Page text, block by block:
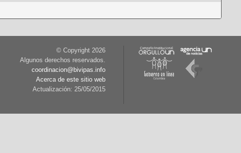
© Copyright 2026
Algunos derechos reservados.
coordinacion@bivipas.info
Acerca de este sitio web
Actualización: 25/05/2015